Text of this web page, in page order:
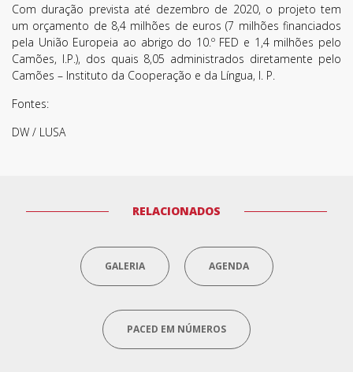
Com duração prevista até dezembro de 2020, o projeto tem
um orçamento de 8,4 milhões de euros (7 milhões financiados
pela União Europeia ao abrigo do 10.º FED e 1,4 milhões pelo
Camões, I.P.), dos quais 8,05 administrados diretamente pelo
Camões – Instituto da Cooperação e da Língua, I. P.
Fontes:
DW / LUSA
RELACIONADOS
GALERIA AGENDA
PACED EM NÚMEROS
Termos de Utilização